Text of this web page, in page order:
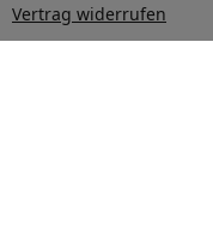
Vertrag widerrufen